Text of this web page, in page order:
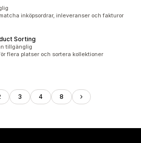
inköpsordrar, inleveranser och fakturor
Sorting
tillgänglig
flera platser och sortera kollektioner
3 4 8